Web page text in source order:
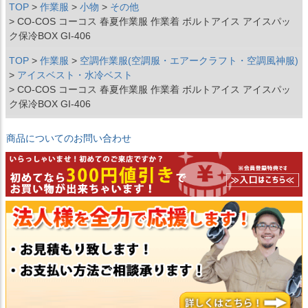
TOP 作業服 小物
その他
CO-COS コーコス 春夏作業服 作業着 ボルトアイス アイスパッ
ク保冷BOX GI-406
TOP 作業服
空調作業服(空調服・エアークラフト・空調風神服)
アイスベスト・水冷ベスト
CO-COS コーコス 春夏作業服 作業着 ボルトアイス アイスパッ
ク保冷BOX GI-406
商品についてのお問い合わせ